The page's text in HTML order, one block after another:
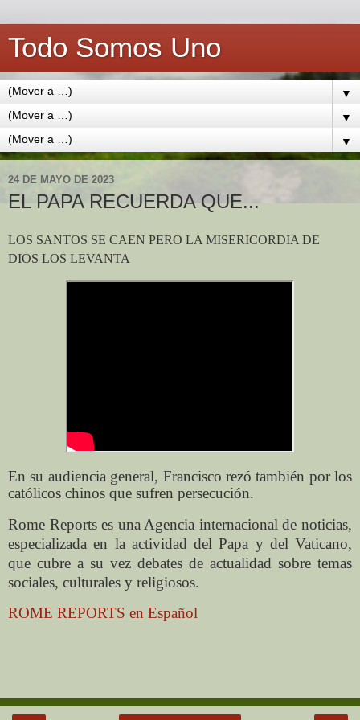
Todo Somos Uno
▼
▼
▼
24 DE MAYO DE 2023
EL PAPA RECUERDA QUE...
LOS SANTOS SE CAEN PERO LA MISERICORDIA DE
DIOS LOS LEVANTA
En su audiencia general, Francisco rezó también por los
católicos chinos que sufren persecución.
Rome Reports es una Agencia internacional de noticias,
especializada en la actividad del Papa y del Vaticano,
que cubre a su vez debates de actualidad sobre temas
sociales, culturales y religiosos.
ROME REPORTS en Español